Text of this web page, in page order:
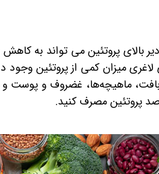
بالای پروتئین می تواند به
لاغری میزان کمی از پروتئین
ماهیچه‌ها، غضروف و پوست